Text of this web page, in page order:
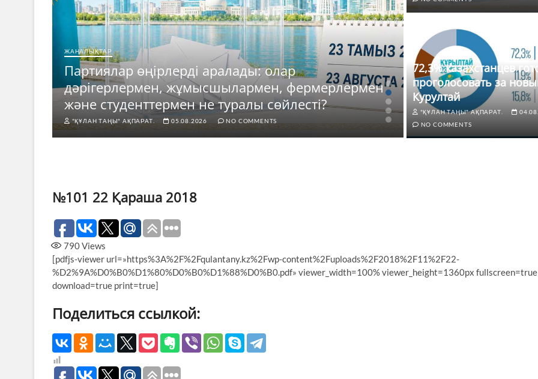
ЖАҢАЛЫҚТАР
Партиялар өңірлерді аралады: олар
дәрігерлермен, жұмысшылармен, фермерлермен
және студенттермен не туралы сөйлесті?
"ҚҰЛАН ТАҢЫ" АҚПАРАТ. 05.08.2026 NO COMMENTS
ЖАҢАЛЫҚТАР
72,3%
новый Курултай
72,3% казахстанцев
проголосовать за
Курултай
"ҚҰЛАН ТАҢЫ" АҚПАРАТ.
NO COMMENTS
№101 22 Қараша 2018
790Views
[pdfjs-viewer url=»https%3A%2F%2Fqulantany.kz%2Fwp-content%2Fuploads%2F2018%2F11%2F22-
%D2%9A%D0%B0%D1%80%D0%B0%D1%88%D0%B0.pdf» viewer_width=100% viewer_height=1360px fullscreen=true
download=true print=true]
Поделиться ссылкой: